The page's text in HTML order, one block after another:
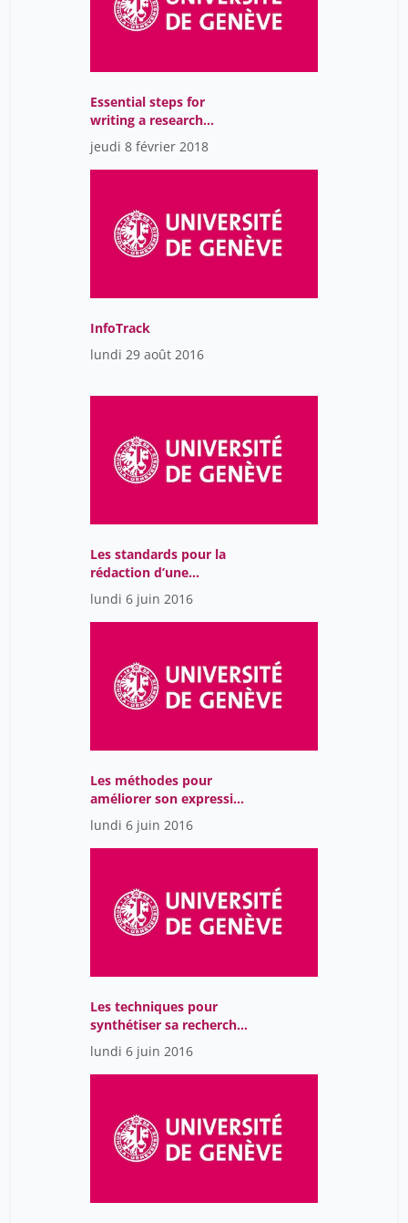
Essential steps for
writing a research
question
jeudi 8 février 2018
InfoTrack
lundi 29 août 2016
Les standards pour la
rédaction d’une
bibliographie
lundi 6 juin 2016
Les méthodes pour
améliorer son expression
orale
lundi 6 juin 2016
Les techniques pour
synthétiser sa recherche
documentaire
lundi 6 juin 2016